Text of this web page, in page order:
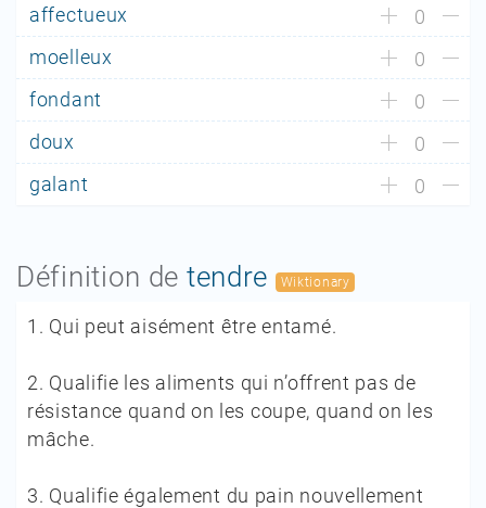
affectueux
0
moelleux
0
fondant
0
doux
0
galant
0
Définition de tendre Wiktionary
1. Qui peut aisément être entamé.
2. Qualifie les aliments qui n’offrent pas de
résistance quand on les coupe, quand on les
mâche.
3. Qualifie également du pain nouvellement